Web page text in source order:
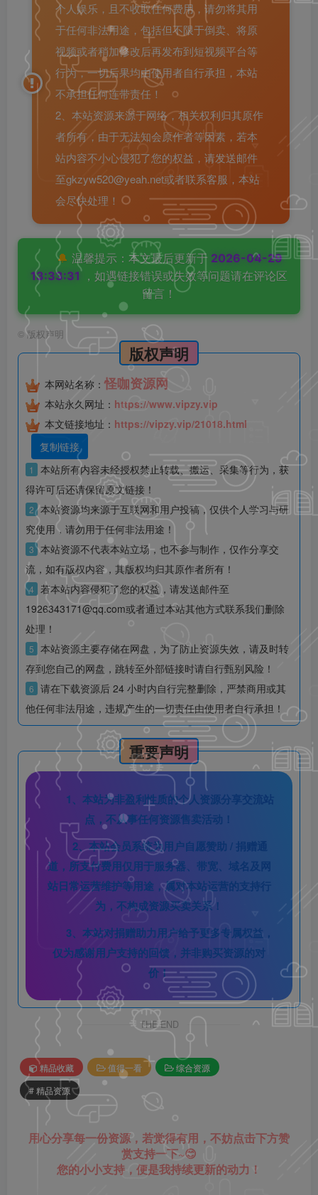
个人娱乐，且不收取任何费用，请勿将其用
于任何非法用途，包括但不限于倒卖、将原
视频或者稍加修改后再发布到短视频平台等
行为，一切后果均由使用者自行承担，本站
不承担任何连带责任！
2、本站资源来源于网络，相关权利归其原作
者所有，由于无法知会原作者等因素，若本
站内容不小心侵犯了您的权益，请发送邮件
至gkzyw520@yeah.net或者联系客服，本站
会尽快处理！
🔔 温馨提示：本文最后更新于 2026-04-29
13:33:31
，如遇链接错误或失效等问题请在评论区
留言！
© 版权声明
版权声明
本网站名称：怪咖资源网
本站永久网址： https://www.vipzy.vip
本文链接地址： https://vipzy.vip/21018.html
复制链接
1
本站所有内容未经授权禁止转载、搬运、采集等行为，获
得许可后还请保留原文链接！
2 本站资源均来源于互联网和用户投稿，仅供个人学习与研
究使用，请勿用于任何非法用途！
3 本站资源不代表本站立场，也不参与制作，仅作分享交
流，如有版权内容，其版权均归其原作者所有！
4 若本站内容侵犯了您的权益，请发送邮件至
1926343171@qq.com或者通过本站其他方式联系我们删除
处理！
5 本站资源主要存储在网盘，为了防止资源失效，请及时转
存到您自己的网盘，跳转至外部链接时请自行甄别风险！
6 请在下载资源后 24 小时内自行完整删除，严禁商用或其
他任何非法用途，违规产生的一切责任由使用者自行承担！
重要声明
1、本站为非盈利性质的个人资源分享交流站
点，不从事任何资源售卖活动！
2、本站会员系统为用户自愿赞助 / 捐赠通
道，所支付费用仅用于服务器、带宽、域名及网
站日常运营维护等用途，属对本站运营的支持行
为，不构成资源买卖关系！
3、本站对捐赠助力用户给予更多专属权益，
仅为感谢用户支持的回馈，并非购买资源的对
价！
THE END
精品收藏 值得一看
综合资源
# 精品资源
用心分享每一份资源，若觉得有用，不妨点击下方赞
赏支持一下~😊
您的小小支持，便是我持续更新的动力！